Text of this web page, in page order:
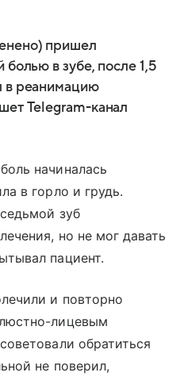
пришел
болью в зубе, после 1,5
в реанимацию
Telegram-канал
начиналась
в горло и грудь.
зуб
но не мог давать
пациент.
и повторно
лицевым
обратиться
не поверил,